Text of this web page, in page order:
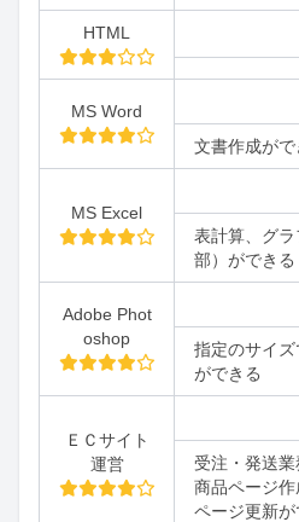
HTML
MS Word
文書作成がで
MS Excel
表計算、グ
部）ができる
Adobe Phot
oshop
指定のサイ
ができる
ＥＣサイト
運営
受注・発送業
商品ページ
ページ更新が